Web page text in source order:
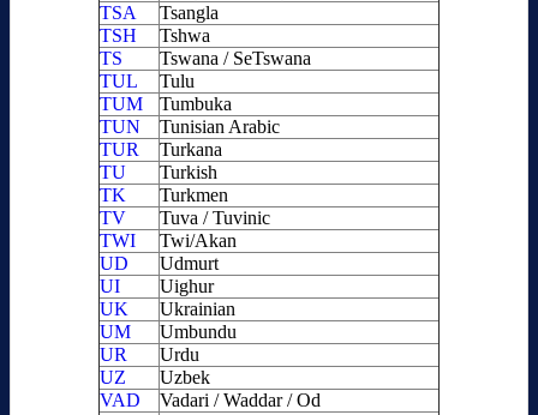
TSA
Tsangla
TSH
Tshwa
TS
Tswana / SeTswana
TUL
Tulu
TUM
Tumbuka
TUN
Tunisian Arabic
TUR
Turkana
TU
Turkish
TK
Turkmen
TV
Tuva / Tuvinic
TWI
Twi/Akan
UD
Udmurt
UI
Uighur
UK
Ukrainian
UM
Umbundu
UR
Urdu
UZ
Uzbek
VAD
Vadari / Waddar / Od